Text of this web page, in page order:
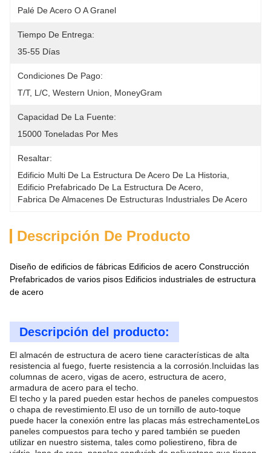
Palé De Acero O A Granel
Tiempo De Entrega:
35-55 Días
Condiciones De Pago:
T/T, L/C, Western Union, MoneyGram
Capacidad De La Fuente:
15000 Toneladas Por Mes
Resaltar:
Edificio Multi De La Estructura De Acero De La Historia
Edificio Prefabricado De La Estructura De Acero
Fabrica De Almacenes De Estructuras Industriales De Acero
Descripción De Producto
Diseño de edificios de fábricas Edificios de acero Construcción
Prefabricados de varios pisos Edificios industriales de estructura
de acero
Descripción del producto:
El almacén de estructura de acero tiene características de alta
resistencia al fuego, fuerte resistencia a la corrosión.Incluidas las
columnas de acero, vigas de acero, estructura de acero,
armadura de acero para el techo.
El techo y la pared pueden estar hechos de paneles compuestos
o chapa de revestimiento.El uso de un tornillo de auto-toque
puede hacer la conexión entre las placas más estrechamenteLos
paneles compuestos para techo y pared también se pueden
utilizar en nuestro sistema, tales como poliestireno, fibra de